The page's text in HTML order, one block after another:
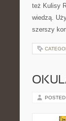
też Kulisy
wiedzą.
szerszy